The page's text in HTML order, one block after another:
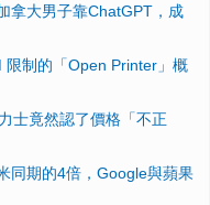
拿大男子靠ChatGPT，成
限制的「Open Printer」概
士竟然認了價格「不正
同期的4倍，Google與蘋果